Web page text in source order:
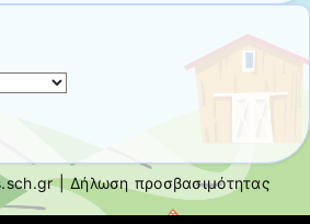
|Δήλωση προσβασιμότητας